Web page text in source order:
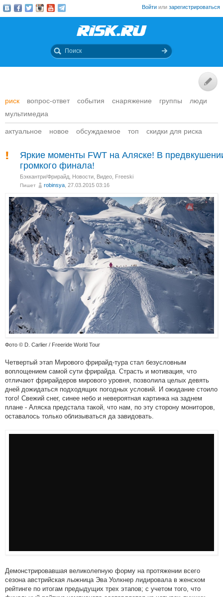
Войти или зарегистрироваться
риск вопрос-ответ события снаряжение группы
люди
мультимедиа
актуальное новое обсуждаемое топ скидки для риска
Яркие моменты FWT на Аляске! В
громкого финала!
Бэккантри/Фрирайд Новости Видео Freeski
Пишет robinsya , 27.03.2015 03:16
Фото © D. Carlier / Freeride World Tour
Четвертый этап Мирового фрирайд-тура стал безусловным
воплощением самой сути фрирайда. Страсть и мотивация, что
отличают фрирайдеров мирового уровня, позволила целых девять
дней дожидаться подходящих погодных условий. И ожидание стоило
того! Свежий снег, синее небо и невероятная картинка на заднем
плане - Аляска предстала такой, что нам, по эту сторону мониторов,
оставалось только облизываться да завидовать.
Демонстрировавшая великолепную форму на протяжении всего
сезона австрийская лыжница Эва Уолкнер лидировала в женском
рейтинге по итогам предыдущих трех этапов; с учетом того, что